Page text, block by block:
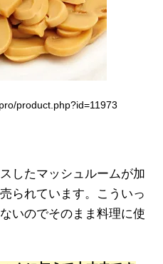
product.php?id=11973
したマッシュルームが加
られています。こういっ
いのでそのまま料理に使